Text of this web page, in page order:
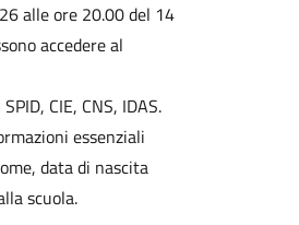
alle ore 20.00 del 14
accedere al
CIE, CNS, IDAS.
essenziali
data di nascita
scuola.